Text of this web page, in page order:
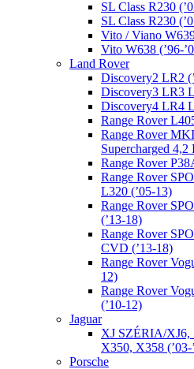
SL Class R230
SL Class R230
Vito / Viano
Vito W638 (’96-
Land Rover
Discovery2 LR2
Discovery3 LR3
Discovery4 LR4
Range Rover
Range Rover
Supercharged
Range Rover
Range Rover
L320 (’05-13)
Range Rover
(’13-18)
Range Rover
CVD (’13-18)
Range Rover
12)
Range Rover
(’10-12)
Jaguar
XJ SZÉRIA/XJ6,
X350, X358 (’03-
Porsche